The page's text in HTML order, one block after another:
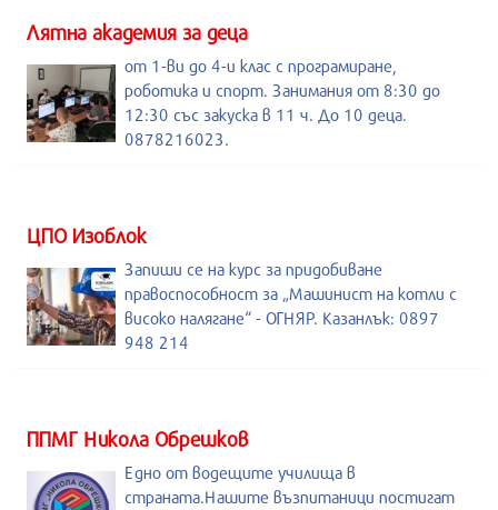
Лятна академия за деца
от 1-ви до 4-и клас с програмиране,
роботика и спорт. Занимания от 8:30 до
12:30 със закуска в 11 ч. До 10 деца.
0878216023.
ЦПО Изоблок
Запиши се на курс за придобиване
правоспособност за „Машинист на котли с
високо налягане“ - ОГНЯР. Казанлък: 0897
948 214
ППМГ Никола Обрешков
Едно от водещите училища в
страната.Нашите възпитаници постигат